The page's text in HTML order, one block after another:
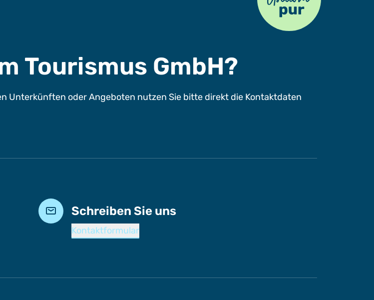
Tourismus GmbH?
Unterkünften oder Angeboten nutzen Sie bitte direkt die Kontaktdaten
Schreiben Sie uns
Kontaktformular